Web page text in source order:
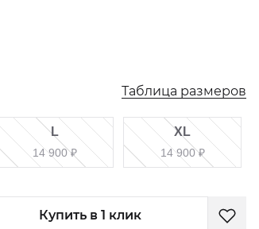
Таблица размеров
L
14 900₽
XL
14 900₽
Купить в 1 клик